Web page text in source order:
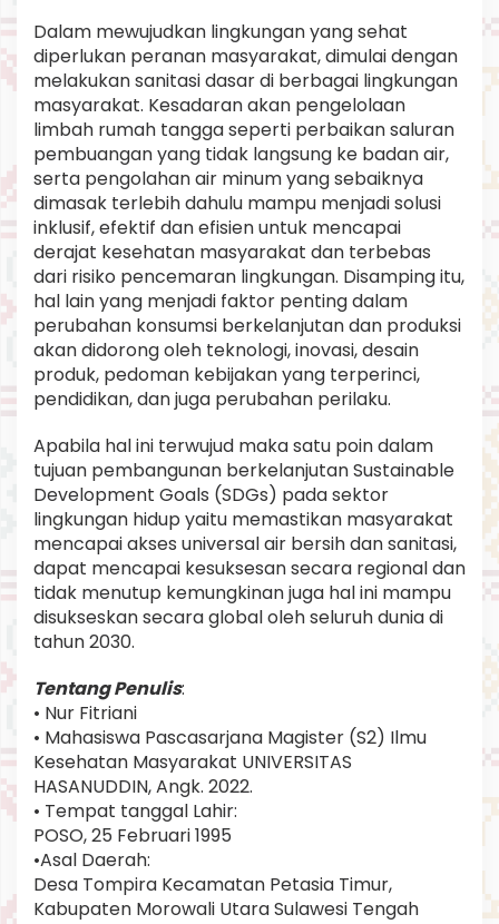
Dalam mewujudkan lingkungan yang sehat
diperlukan peranan masyarakat, dimulai dengan
melakukan sanitasi dasar di berbagai lingkungan
masyarakat. Kesadaran akan pengelolaan
limbah rumah tangga seperti perbaikan saluran
pembuangan yang tidak langsung ke badan air,
serta pengolahan air minum yang sebaiknya
dimasak terlebih dahulu mampu menjadi solusi
inklusif, efektif dan efisien untuk mencapai
derajat kesehatan masyarakat dan terbebas
dari risiko pencemaran lingkungan. Disamping itu,
hal lain yang menjadi faktor penting dalam
perubahan konsumsi berkelanjutan dan produksi
akan didorong oleh teknologi, inovasi, desain
produk, pedoman kebijakan yang terperinci,
pendidikan, dan juga perubahan perilaku.
Apabila hal ini terwujud maka satu poin dalam
tujuan pembangunan berkelanjutan Sustainable
Development Goals (SDGs) pada sektor
lingkungan hidup yaitu memastikan masyarakat
mencapai akses universal air bersih dan sanitasi,
dapat mencapai kesuksesan secara regional dan
tidak menutup kemungkinan juga hal ini mampu
disukseskan secara global oleh seluruh dunia di
tahun 2030.
Tentang Penulis:
• Nur Fitriani
• Mahasiswa Pascasarjana Magister (S2) Ilmu
Kesehatan Masyarakat UNIVERSITAS
HASANUDDIN, Angk. 2022.
• Tempat tanggal Lahir:
POSO, 25 Februari 1995
•Asal Daerah:
Desa Tompira Kecamatan Petasia Timur,
Kabupaten Morowali Utara Sulawesi Tengah